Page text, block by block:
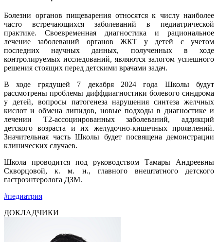
Болезни органов пищеварения относятся к числу наиболее
часто встречающихся заболеваний в педиатрической
практике. Своевременная диагностика и рациональное
лечение заболеваний органов ЖКТ у детей с учетом
последних научных данных, полученных в ходе
контролируемых исследований, являются залогом успешного
решения стоящих перед детскими врачами задач.
В ходе грядущей 7 декабря 2024 года Школы будут
рассмотрены проблемы диффдиагностики болевого синдрома
у детей, вопросы патогенеза нарушения синтеза желчных
кислот и обмена липидов, новые подходы в диагностике и
лечении Т2-ассоциированных заболеваний, аддикций
детского возраста и их желудочно-кишечных проявлений.
Значительная часть Школы будет посвящена демонстрации
клинических случаев.
Школа проводится под руководством Тамары Андреевны
Скворцовой, к. м. н., главного внештатного детского
гастроэнтеролога ДЗМ.
#педиатрия
ДОКЛАДЧИКИ